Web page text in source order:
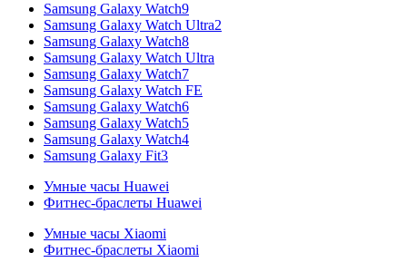
Samsung Galaxy Watch9
Samsung Galaxy Watch Ultra2
Samsung Galaxy Watch8
Samsung Galaxy Watch Ultra
Samsung Galaxy Watch7
Samsung Galaxy Watch FE
Samsung Galaxy Watch6
Samsung Galaxy Watch5
Samsung Galaxy Watch4
Samsung Galaxy Fit3
Умные часы Huawei
Фитнес-браслеты Huawei
Умные часы Xiaomi
Фитнес-браслеты Xiaomi